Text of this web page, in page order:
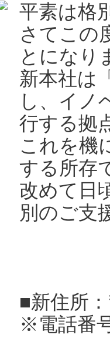
平素は格
さてこの
とになり
新本社は
し、イノ
行する拠
これを機
する所存
改めて日
別のご支
■新住所
※電話番